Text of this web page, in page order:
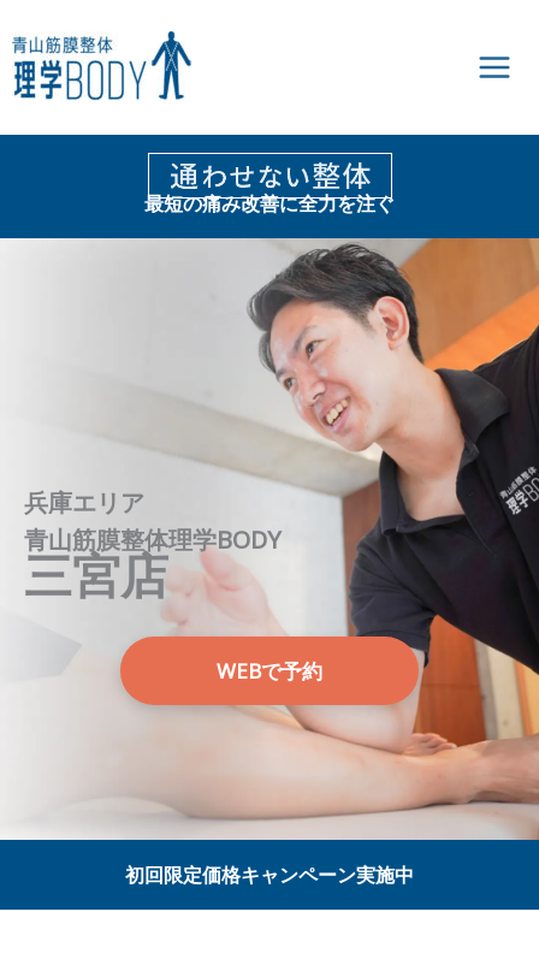
容
を
ス
最短の痛み改善に全力を注ぐ
兵庫エリア
青山筋膜整体理学BODY
三宮店
WEBで予約
初回限定価格キャンペーン実施中